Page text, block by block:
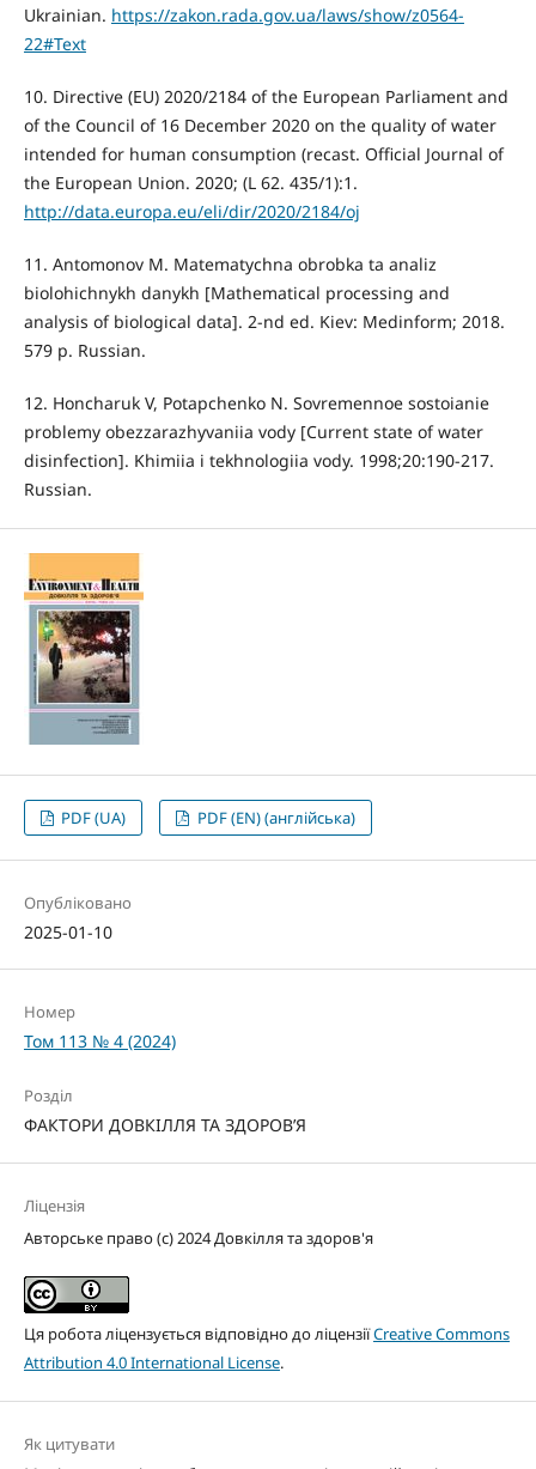
Ukrainian. https://zakon.rada.gov.ua/laws/show/z0564-
22#Text
10. Directive (EU) 2020/2184 of the European Parliament and
of the Council of 16 December 2020 on the quality of water
intended for human consumption (recast. Official Journal of
the European Union. 2020; (L 62. 435/1):1.
http://data.europa.eu/eli/dir/2020/2184/oj
11. Antomonov M. Matematychna obrobka ta analiz
biolohichnykh danykh [Mathematical processing and
analysis of biological data]. 2-nd ed. Kiev: Medinform; 2018.
579 p. Russian.
12. Honcharuk V, Potapchenko N. Sovremennoe sostoianie
problemy obezzarazhyvaniia vody [Current state of water
disinfection]. Khimiia i tekhnologiia vody. 1998;20:190-217.
Russian.
PDF (UA) PDF (EN) (англійська)
Опубліковано
2025-01-10
Номер
Том 113 № 4 (2024)
Розділ
ФАКТОРИ ДОВКІЛЛЯ ТА ЗДОРОВ’Я
Ліцензія
Авторське право (c) 2024 Довкілля та здоров'я
Ця робота ліцензується відповідно до ліцензіїCreative Commons
Attribution 4.0 International License.
Як цитувати